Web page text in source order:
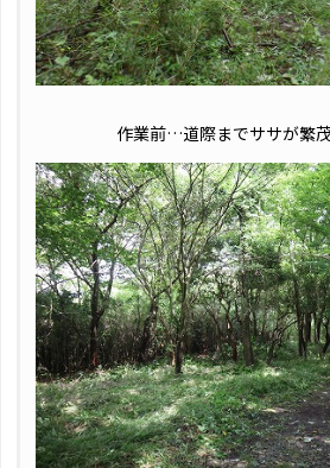
作業前…道際までササが繁